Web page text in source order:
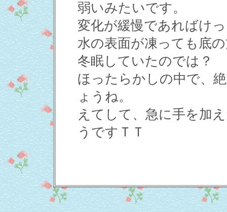
弱いみたいです。
変化が緩慢であればけ
水の表面が凍っても底
冬眠していたのでは？
ほったらかしの中で、
ょうね。
えてして、急に手を加
うですＴＴ